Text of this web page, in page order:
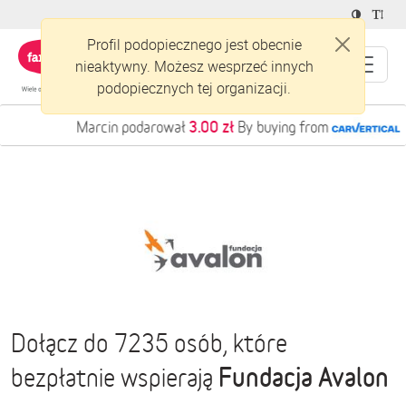
Marcin podarował3.00 złBy buying from
Dołącz do 7235 osób, które
bezpłatnie wspierają Fundacja Avalon
Profil podopiecznego jest obecnie
nieaktywny. Możesz wesprzeć innych
podopiecznych tej organizacji.